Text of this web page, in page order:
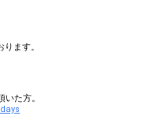
ます。
た方。